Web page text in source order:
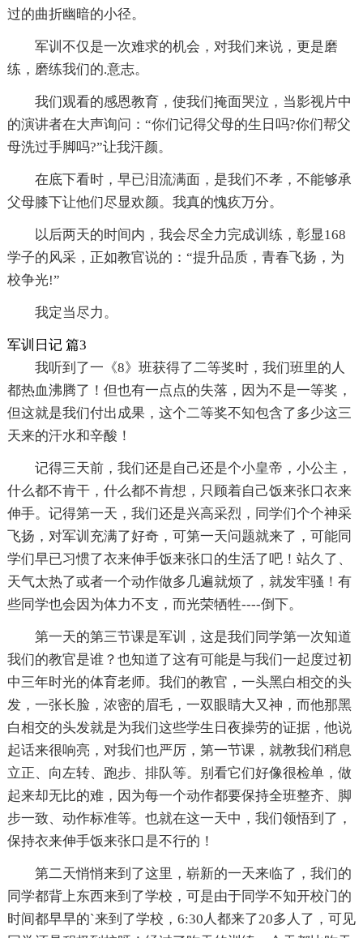
过的曲折幽暗的小径。
军训不仅是一次难求的机会，对我们来说，更是磨
练，磨练我们的.意志。
我们观看的感恩教育，使我们掩面哭泣，当影视片中
的演讲者在大声询问：“你们记得父母的生日吗?你们帮父
母洗过手脚吗?”让我汗颜。
在底下看时，早已泪流满面，是我们不孝，不能够承
父母膝下让他们尽显欢颜。我真的愧疚万分。
以后两天的时间内，我会尽全力完成训练，彰显168
学子的风采，正如教官说的：“提升品质，青春飞扬，为
校争光!”
我定当尽力。
军训日记 篇3
我听到了一《8》班获得了二等奖时，我们班里的人
都热血沸腾了！但也有一点点的失落，因为不是一等奖，
但这就是我们付出成果，这个二等奖不知包含了多少这三
天来的汗水和辛酸！
记得三天前，我们还是自己还是个小皇帝，小公主，
什么都不肯干，什么都不肯想，只顾着自己饭来张口衣来
伸手。记得第一天，我们还是兴高采烈，同学们个个神采
飞扬，对军训充满了好奇，可第一天问题就来了，可能同
学们早已习惯了衣来伸手饭来张口的生活了吧！站久了、
天气太热了或者一个动作做多几遍就烦了，就发牢骚！有
些同学也会因为体力不支，而光荣牺牲----倒下。
第一天的第三节课是军训，这是我们同学第一次知道
我们的教官是谁？也知道了这有可能是与我们一起度过初
中三年时光的体育老师。我们的教官，一头黑白相交的头
发，一张长脸，浓密的眉毛，一双眼睛大又神，而他那黑
白相交的头发就是为我们这些学生日夜操劳的证据，他说
起话来很响亮，对我们也严厉，第一节课，就教我们稍息
立正、向左转、跑步、排队等。别看它们好像很检单，做
起来却无比的难，因为每一个动作都要保持全班整齐、脚
步一致、动作标准等。也就在这一天中，我们领悟到了，
保持衣来伸手饭来张口是不行的！
第二天悄悄来到了这里，崭新的一天来临了，我们的
同学都背上东西来到了学校，可是由于同学不知开校门的
时间都早早的`来到了学校，6:30人都来了20多人了，可见